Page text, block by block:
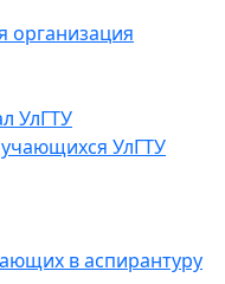
организация
УлГТУ
УлГТУ
в аспирантуру